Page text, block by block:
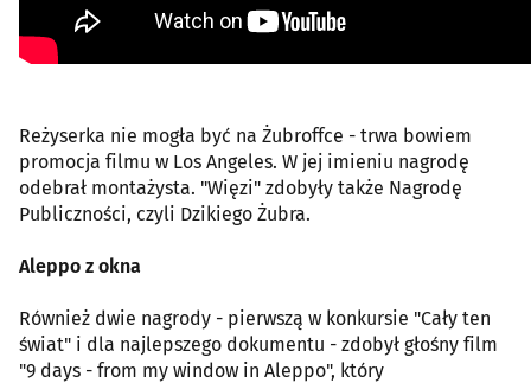
Reżyserka nie mogła być na Żubroffce - trwa bowiem
promocja filmu w Los Angeles. W jej imieniu nagrodę
odebrał montażysta. "Więzi" zdobyły także Nagrodę
Publiczności, czyli Dzikiego Żubra.
Aleppo z okna
Również dwie nagrody - pierwszą w konkursie "Cały ten
świat" i dla najlepszego dokumentu - zdobył głośny film
"9 days - from my window in Aleppo", który